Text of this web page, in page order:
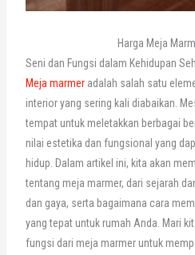
Harga Meja
Seni dan Fungsi dalam Kehidupan
Meja marmeradalah salah satu
interior yang sering kali diabaikan.
tempat untuk meletakkan berbagai
nilai estetika dan fungsional yang
hidup. Dalam artikel ini, kita akan
tentang meja marmer, dari sejarah
dan gaya, serta bagaimana cara
yang tepat untuk rumah Anda. Mari
fungsi dari meja marmer untuk